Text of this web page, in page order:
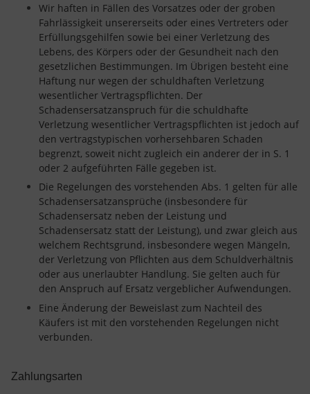
Wir haften in Fällen des Vorsatzes oder der groben
Fahrlässigkeit unsererseits oder eines Vertreters oder
Erfüllungsgehilfen sowie bei einer Verletzung des
Lebens, des Körpers oder der Gesundheit nach den
gesetzlichen Bestimmungen. Im Übrigen besteht eine
Haftung nur wegen der schuldhaften Verletzung
wesentlicher Vertragspflichten. Der
Schadensersatzanspruch für die schuldhafte
Verletzung wesentlicher Vertragspflichten ist jedoch auf
den vertragstypischen vorhersehbaren Schaden
begrenzt, soweit nicht zugleich ein anderer der in S. 1
oder 2 aufgeführten Fälle gegeben ist.
Die Regelungen des vorstehenden Abs. 1 gelten für alle
Schadensersatzansprüche (insbesondere für
Schadensersatz neben der Leistung und
Schadensersatz statt der Leistung), und zwar gleich aus
welchem Rechtsgrund, insbesondere wegen Mängeln,
der Verletzung von Pflichten aus dem Schuldverhältnis
oder aus unerlaubter Handlung. Sie gelten auch für
den Anspruch auf Ersatz vergeblicher Aufwendungen.
Eine Änderung der Beweislast zum Nachteil des
Käufers ist mit den vorstehenden Regelungen nicht
verbunden.
Zahlungsarten